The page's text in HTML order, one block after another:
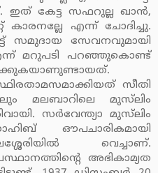
കേട്ട സഫറുല്ല ഖാന്‍,
കാരനല്ലേ എന്ന് ചോദിച്ചു.
സമുദായ സേവനവുമായി
മറുപടി പറഞ്ഞുകൊണ്ട്
സീതി
മലബാറിലെ മുസ്‌ലിം
സര്‍വേന്ത്യാ മുസ്‌ലിം
ഔപചാരികമായി
വെച്ചാണ്.
അഭികാമ്യത